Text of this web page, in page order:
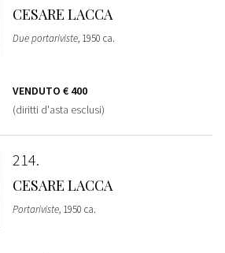
CESARE LACCA
Due portariviste, 1950 ca.
VENDUTO € 400
(diritti d'asta esclusi)
214
CESARE LACCA
Portariviste, 1950 ca.